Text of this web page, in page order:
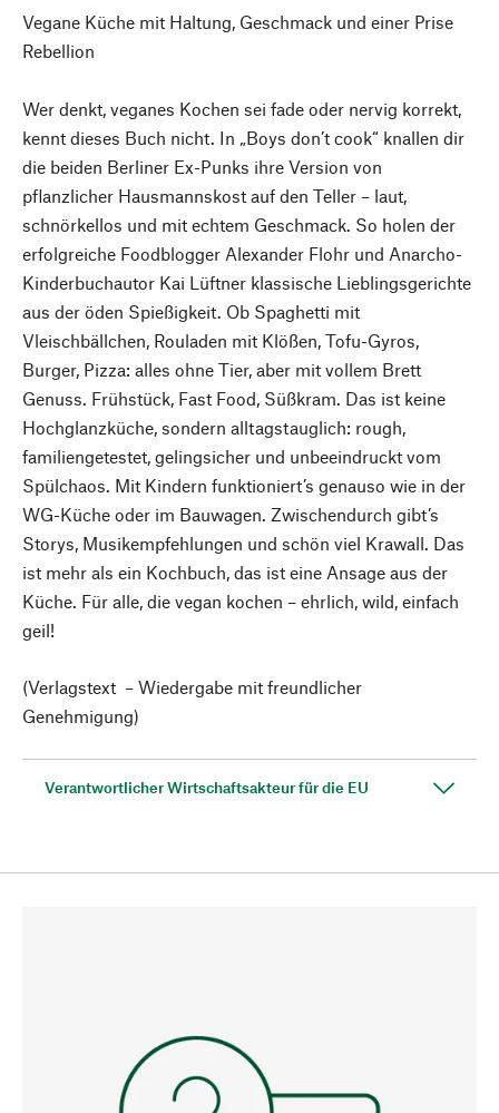
Vegane Küche mit Haltung, Geschmack und einer Prise
Rebellion
Wer denkt, veganes Kochen sei fade oder nervig korrekt,
kennt dieses Buch nicht. In „Boys don’t cook“ knallen dir
die beiden Berliner Ex-Punks ihre Version von
pflanzlicher Hausmannskost auf den Teller – laut,
schnörkellos und mit echtem Geschmack. So holen der
erfolgreiche Foodblogger Alexander Flohr und Anarcho-
Kinderbuchautor Kai Lüftner klassische Lieblingsgerichte
aus der öden Spießigkeit. Ob Spaghetti mit
Vleischbällchen, Rouladen mit Klößen, Tofu-Gyros,
Burger, Pizza: alles ohne Tier, aber mit vollem Brett
Genuss. Frühstück, Fast Food, Süßkram. Das ist keine
Hochglanzküche, sondern alltagstauglich: rough,
familiengetestet, gelingsicher und unbeeindruckt vom
Spülchaos. Mit Kindern funktioniert’s genauso wie in der
WG-Küche oder im Bauwagen. Zwischendurch gibt’s
Storys, Musikempfehlungen und schön viel Krawall. Das
ist mehr als ein Kochbuch, das ist eine Ansage aus der
Küche. Für alle, die vegan kochen – ehrlich, wild, einfach
geil!
(Verlagstext – Wiedergabe mit freundlicher
Genehmigung)
Verantwortlicher Wirtschaftsakteur für die EU